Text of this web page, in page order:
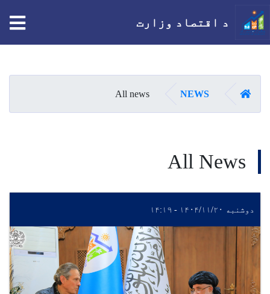
د اقتصاد وزارت
کور NEWS
All news
All News
دوشنبه ۱۴۰۴/۱۱/۲۰ - ۱۴:۱۹